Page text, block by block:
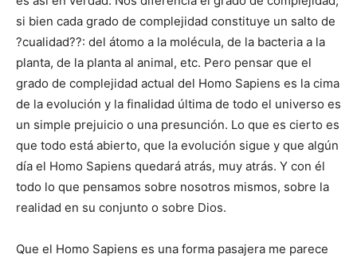
si bien cada grado de complejidad constituye un salto de
?cualidad??: del átomo a la molécula, de la bacteria a la
planta, de la planta al animal, etc. Pero pensar que el
grado de complejidad actual del Homo Sapiens es la cima
de la evolución y la finalidad última de todo el universo es
un simple prejuicio o una presunción. Lo que es cierto es
que todo está abierto, que la evolución sigue y que algún
día el Homo Sapiens quedará atrás, muy atrás. Y con él
todo lo que pensamos sobre nosotros mismos, sobre la
realidad en su conjunto o sobre Dios.
Que el Homo Sapiens es una forma pasajera me parece